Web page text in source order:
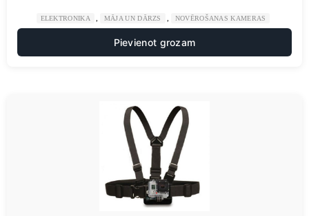
ELEKTRONIKA MĀJA UN DĀRZS NOVĒROŠANAS KAMERAS
Pievienot grozam